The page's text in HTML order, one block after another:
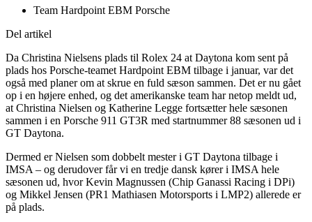
Team Hardpoint EBM Porsche
Del artikel
Da Christina Nielsens plads til Rolex 24 at Daytona kom sent på
plads hos Porsche-teamet Hardpoint EBM tilbage i januar, var det
også med planer om at skrue en fuld sæson sammen. Det er nu gået
op i en højere enhed, og det amerikanske team har netop meldt ud,
at Christina Nielsen og Katherine Legge fortsætter hele sæsonen
sammen i en Porsche 911 GT3R med startnummer 88 sæsonen ud i
GT Daytona.
Dermed er Nielsen som dobbelt mester i GT Daytona tilbage i
IMSA – og derudover får vi en tredje dansk kører i IMSA hele
sæsonen ud, hvor Kevin Magnussen (Chip Ganassi Racing i DPi)
og Mikkel Jensen (PR1 Mathiasen Motorsports i LMP2) allerede er
på plads.